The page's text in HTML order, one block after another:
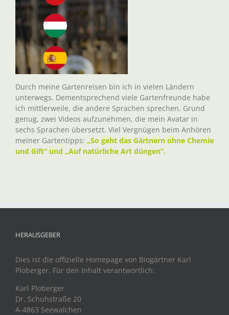
Durch meine Gartenreisen bin ich in vielen Ländern
unterwegs. Dementsprechend viele Gartenfreunde habe
ich mittlerweile, die andere Sprachen sprechen. Grund
genug, zwei Videos aufzunehmen, die mein Avatar in
sechs Sprachen übersetzt. Viel Vergnügen beim Anhören
meiner Gartentipps: „So geht das Gärtnern ohne Chemie
und Gift“ und „Auf natürliche Art düngen“.
HERAUSGEBER
Dies ist die offizielle Homepage von Biogärtner Karl
Ploberger. Für den Inhalt verantwortlich:
Karl Ploberger
Dr. Schuhstraße 20
A-4863 Seewalchen